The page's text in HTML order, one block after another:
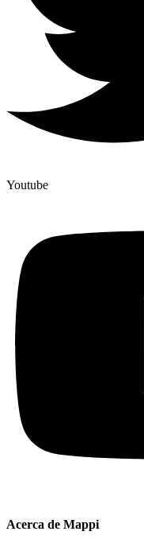
Youtube
Acerca de Mappi